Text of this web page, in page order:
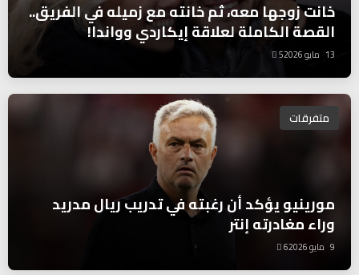
خانت زوجها معه، ثم خانته مع زميله في الفريق..
القصة الكاملة لعلاقة إيكاردي وواندا!
13 مايو 2026 5
متفرقات
مورينيو يؤكد أن رغبته في تدريب ريال مدريد
وراء مغادرته إنتر
9 مايو 2026 6